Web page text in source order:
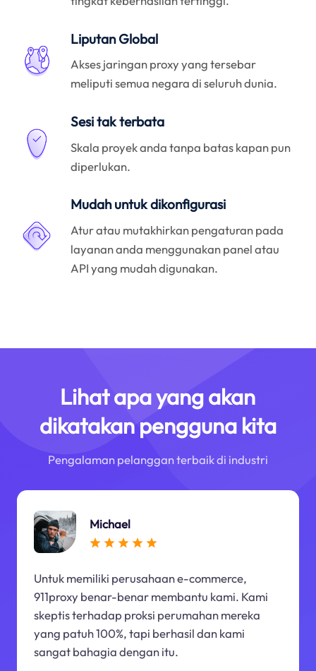
Liputan Global
Akses jaringan proxy yang tersebar
meliputi semua negara di seluruh dunia.
Sesi tak terbata
Skala proyek anda tanpa batas kapan pun
diperlukan.
Mudah untuk dikonfigurasi
Atur atau mutakhirkan pengaturan pada
layanan anda menggunakan panel atau
API yang mudah digunakan.
Lihat apa yang akan
dikatakan pengguna kita
Pengalaman pelanggan terbaik di industri
Michael
Untuk memiliki perusahaan e-commerce,
911proxy benar-benar membantu kami. Kami
skeptis terhadap proksi perumahan mereka
yang patuh 100%, tapi berhasil dan kami
sangat bahagia dengan itu.